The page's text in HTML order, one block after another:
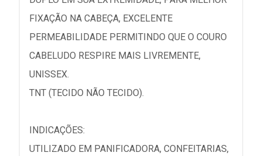
FIXAÇÃO NA CABEÇA, EXCELENTE
PERMEABILIDADE PERMITINDO QUE O COURO
CABELUDO RESPIRE MAIS LIVREMENTE,
UNISSEX.
TNT (TECIDO NÃO TECIDO).
INDICAÇÕES:
UTILIZADO EM PANIFICADORA, CONFEITARIAS,